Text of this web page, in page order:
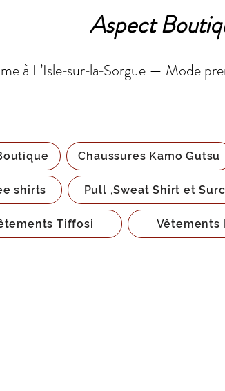
Aspect
à L’Isle‑sur‑la‑Sorgue — Mode
Chaussures Kamo Gutsu
shirts Pull ,Sweat Shirt et
Tiffosi Vêtements